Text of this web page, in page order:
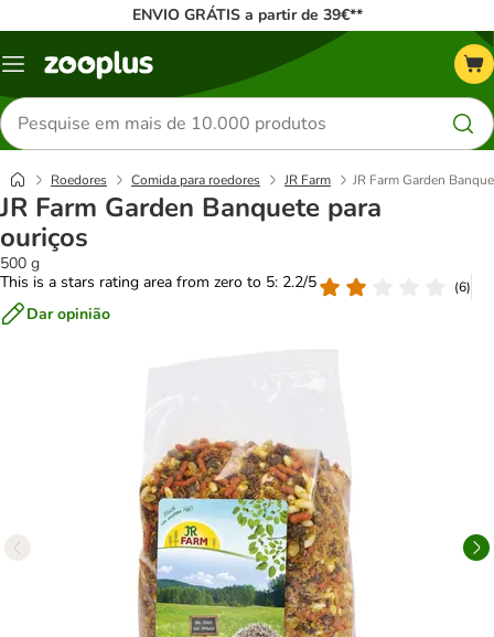
ENVIO GRÁTIS a partir de 39€**
Menu
Pesquisar
produtos
Roedores Comida para roedores JR Farm JR Farm Garden
JR Farm Garden Banquete para
ouriços
500 g
This is a stars rating area from zero to 5: 2.2/5
(6)
Dar opinião